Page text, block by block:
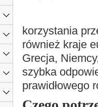
korzystania
również kraje
Grecja,
szybka
prawidłowego